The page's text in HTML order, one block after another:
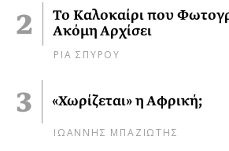
Το Καλοκαίρι που
Ακόμη Αρχίσει
ΡΙΑ ΣΠΥΡΟΥ
«Χωρίζεται» η Αφρική;
ΙΩΑΝΝΗΣ ΜΠΑΖΙΩΤΗΣ